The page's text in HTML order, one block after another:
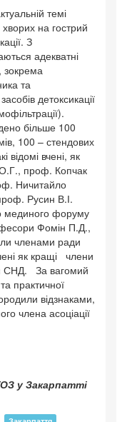
темі
на гострий
З
адекватні
зокрема
та
детоксикації
більше 100
100 – стендових
відомі вчені, як
проф. Копчак
Ничитайло
Русин В.І.
мединого форуму
Фомін П.Д.,
членами ради
як кращі члени
СНД. За вагомий
практичної
відзнаками,
члена асоціації
у Закарпатті